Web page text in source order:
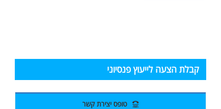
קבלת הצעה לייעוץ פנסיוני
טופס יצירת קשר